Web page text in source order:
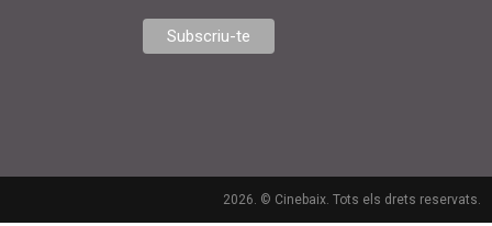
2026. © Cinebaix. Tots els drets reservats.